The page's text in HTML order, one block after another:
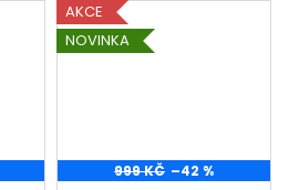
AKCE
NOVINKA
999 KČ –42 %